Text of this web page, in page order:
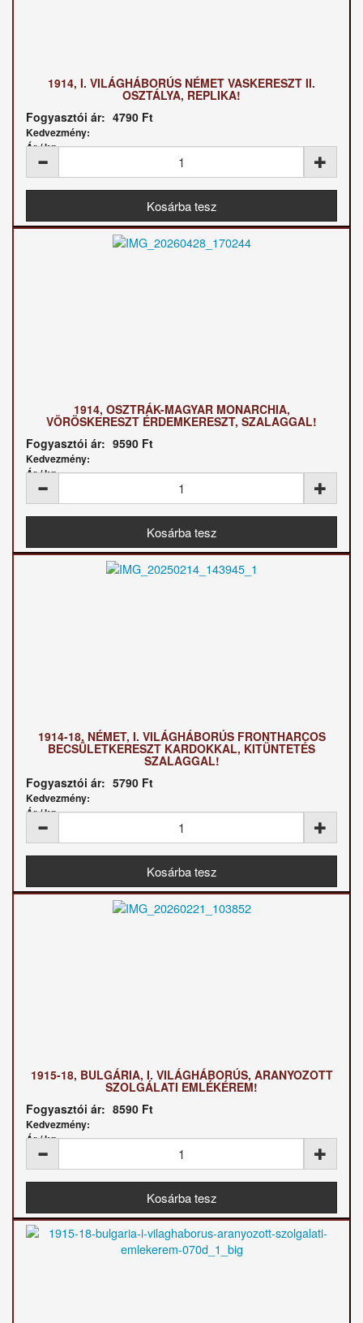
1914, I. VILÁGHÁBORÚS NÉMET VASKERESZT II.
OSZTÁLYA, REPLIKA!
Fogyasztói ár: 4790 Ft
Kedvezmény:
Ár / kg:
1914, OSZTRÁK-MAGYAR MONARCHIA,
VÖRÖSKERESZT ÉRDEMKERESZT, SZALAGGAL!
Fogyasztói ár: 9590 Ft
Kedvezmény:
Ár / kg:
1914-18, NÉMET, I. VILÁGHÁBORÚS FRONTHARCOS
BECSÜLETKERESZT KARDOKKAL, KITÜNTETÉS
SZALAGGAL!
Fogyasztói ár: 5790 Ft
Kedvezmény:
Ár / kg:
1915-18, BULGÁRIA, I. VILÁGHÁBORÚS, ARANYOZOTT
SZOLGÁLATI EMLÉKÉREM!
Fogyasztói ár: 8590 Ft
Kedvezmény:
Ár / kg: